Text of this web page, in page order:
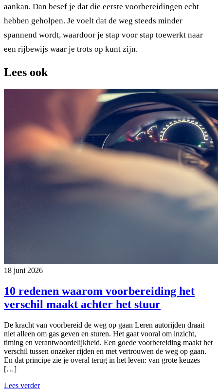
aankan. Dan besef je dat die eerste voorbereidingen echt
hebben geholpen. Je voelt dat de weg steeds minder
spannend wordt, waardoor je stap voor stap toewerkt naar
een rijbewijs waar je trots op kunt zijn.
Lees ook
18 juni 2026
10 redenen waarom voorbereiding het
verschil maakt achter het stuur
De kracht van voorbereid de weg op gaan Leren autorijden draait
niet alleen om gas geven en sturen. Het gaat vooral om inzicht,
timing en verantwoordelijkheid. Een goede voorbereiding maakt het
verschil tussen onzeker rijden en met vertrouwen de weg op gaan.
En dat principe zie je overal terug in het leven: van grote keuzes
[…]
Lees verder